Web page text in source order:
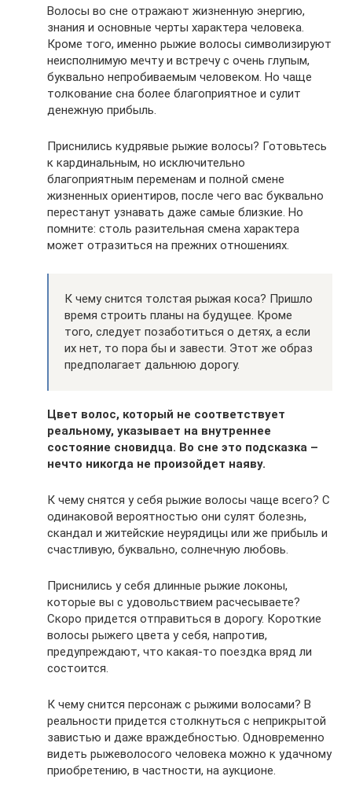
Волосы во сне отражают жизненную энергию,
знания и основные черты характера человека.
Кроме того, именно рыжие волосы символизируют
неисполнимую мечту и встречу с очень глупым,
буквально непробиваемым человеком. Но чаще
толкование сна более благоприятное и сулит
денежную прибыль.
Приснились кудрявые рыжие волосы? Готовьтесь
к кардинальным, но исключительно
благоприятным переменам и полной смене
жизненных ориентиров, после чего вас буквально
перестанут узнавать даже самые близкие. Но
помните: столь разительная смена характера
может отразиться на прежних отношениях.
К чему снится толстая рыжая коса? Пришло
время строить планы на будущее. Кроме
того, следует позаботиться о детях, а если
их нет, то пора бы и завести. Этот же образ
предполагает дальнюю дорогу.
Цвет волос, который не соответствует
реальному, указывает на внутреннее
состояние сновидца. Во сне это подсказка –
нечто никогда не произойдет наяву.
К чему снятся у себя рыжие волосы чаще всего? С
одинаковой вероятностью они сулят болезнь,
скандал и житейские неурядицы или же прибыль и
счастливую, буквально, солнечную любовь.
Приснились у себя длинные рыжие локоны,
которые вы с удовольствием расчесываете?
Скоро придется отправиться в дорогу. Короткие
волосы рыжего цвета у себя, напротив,
предупреждают, что какая-то поездка вряд ли
состоится.
К чему снится персонаж с рыжими волосами? В
реальности придется столкнуться с неприкрытой
завистью и даже враждебностью. Одновременно
видеть рыжеволосого человека можно к удачному
приобретению, в частности, на аукционе.